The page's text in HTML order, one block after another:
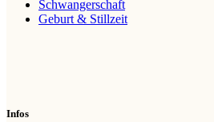
Schwangerschaft
Geburt & Stillzeit
Infos